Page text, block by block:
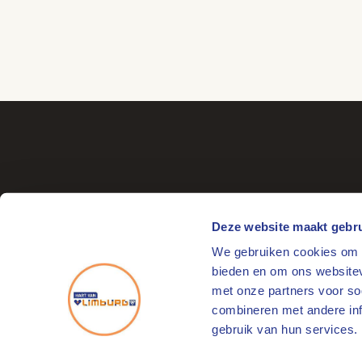
Deze website maakt
We gebruiken cookies
bieden en om ons
met onze partners voor
combineren met andere
gebruik van hun services.
Markt 17
6041 EL Roermond